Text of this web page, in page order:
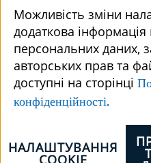
Можливість зміни
додаткова інформація
персональних даних,
авторських прав та
доступні на сторінці
конфіденційності.
НАЛАШТУВАННЯ
COOKIE